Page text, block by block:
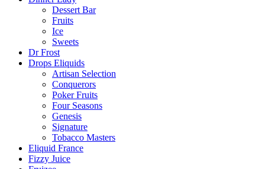
Dessert Bar
Fruits
Ice
Sweets
Dr Frost
Drops Eliquids
Artisan Selection
Conquerors
Poker Fruits
Four Seasons
Genesis
Signature
Tobacco Masters
Eliquid France
Fizzy Juice